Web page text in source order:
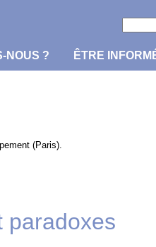
NOUS ? ÊTRE
(Paris).
paradoxes